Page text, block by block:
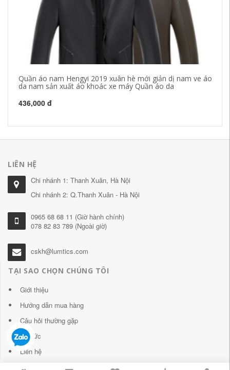
Quần áo nam Hengyi 2019 xuân hè mới giản dị nam ve áo
da nam sản xuất áo khoác xe máy Quần áo da
436,000 đ
LIÊN HỆ
Chi nhánh 1: Thanh Xuân, Hà Nội
Chi nhánh 2: Q.Thanh Xuân - Hà Nội
0965 68 68 11 (Giờ hành chính)
078 82 83 789 (Ngoài giờ)
cskh@lumtics.com
TẠI SAO CHỌN CHÚNG TÔI
Giới thiệu
Hướng dẫn mua hàng
Câu hỏi thường gặp
Tin tức
Liên hệ